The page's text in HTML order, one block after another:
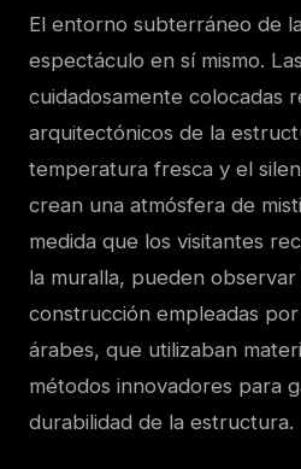
El entorno subterráneo de
espectáculo en sí mismo.
cuidadosamente colocadas
arquitectónicos de la
temperatura fresca y el
crean una atmósfera de
medida que los visitantes
la muralla, pueden observar
construcción empleadas
árabes, que utilizaban
métodos innovadores para
durabilidad de la estructura.